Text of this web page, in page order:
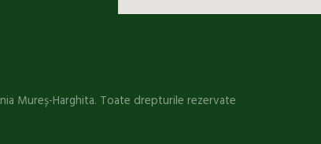
Mureș-Harghita. Toate drepturile rezervate